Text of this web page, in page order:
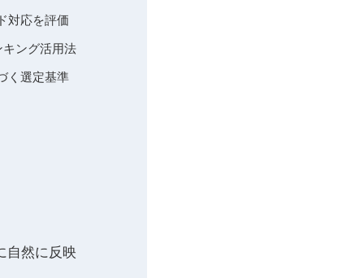
対応を評価
ング活用法
く選定基準
自然に反映